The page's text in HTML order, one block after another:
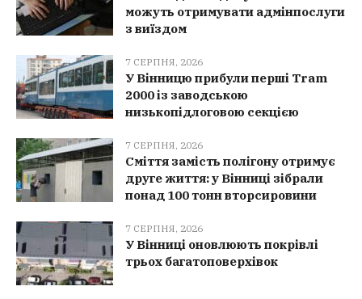
можуть отримувати адмінпослуги
з виїздом
7 СЕРПНЯ, 2026
У Вінницю прибули перші Tram
2000 із заводською
низькопідлоговою секцією
7 СЕРПНЯ, 2026
Сміття замість полігону отримує
друге життя: у Вінниці зібрали
понад 100 тонн вторсировини
7 СЕРПНЯ, 2026
У Вінниці оновлюють покрівлі
трьох багатоповерхівок